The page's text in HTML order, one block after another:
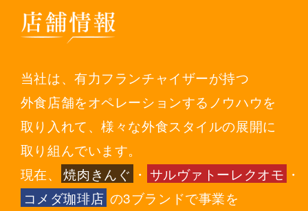
当社は、有力フランチャイザーが持つ
外食店舗をオペレーションするノウハウを
取り入れて、様々な外食スタイルの展開に
取り組んでいます。
現在、
焼肉きんぐ ・ サルヴァトーレクオモ ・
コメダ珈琲店 の3ブランドで事業を